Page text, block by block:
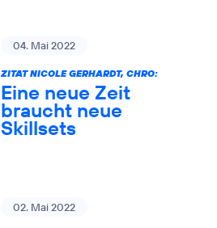
04. Mai 2022
ZITAT NICOLE GERHARDT, CHRO:
Eine neue Zeit
braucht neue
Skillsets
02. Mai 2022